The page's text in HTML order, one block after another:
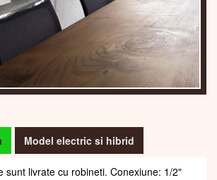
Model electric si hibrid
sunt livrate cu robineti. Conexiune: 1/2"